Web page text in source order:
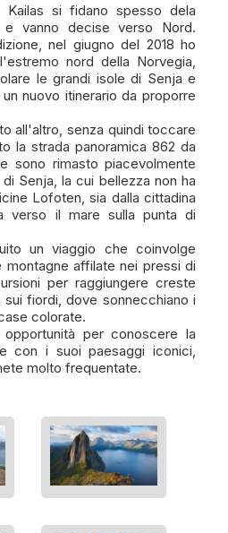
si fidano spesso dela
vanno decise verso Nord.
nel giugno del 2018 ho
nord della Norvegia,
le grandi isole di Senja e
nuovo itinerario da proporre
all'altro, senza quindi toccare
la strada panoramica 862 da
sono rimasto piacevolmente
Senja, la cui bellezza non ha
Lofoten, sia dalla cittadina
verso il mare sulla punta di
un viaggio che coinvolge
affilate nei pressi di
per raggiungere creste
fiordi, dove sonnecchiano i
colorate.
per conoscere la
con i suoi paesaggi iconici,
molto frequentate.